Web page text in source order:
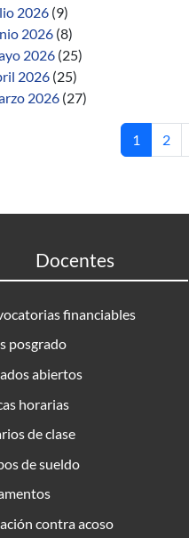
2026 (9)
2026 (8)
2026 (25)
2026 (25)
2026 (27)
Página
1 2
Docentes
financiables
posgrado
abiertos
horarias
de clase
de sueldo
contra acoso